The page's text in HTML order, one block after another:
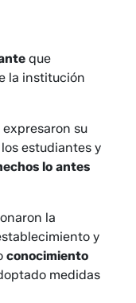
que
la institución
su
estudiantes y
lo antes
la
y
conocimiento
medidas